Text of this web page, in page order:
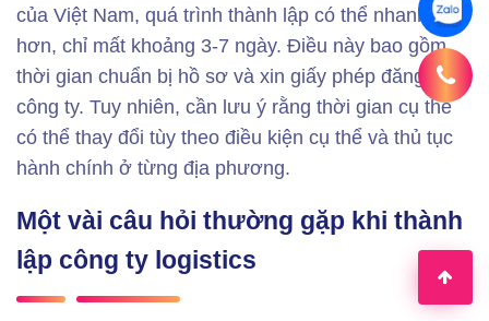
của Việt Nam, quá trình thành lập có thể nhanh
hơn, chỉ mất khoảng 3-7 ngày. Điều này bao gồm
thời gian chuẩn bị hồ sơ và xin giấy phép đăng ký
công ty. Tuy nhiên, cần lưu ý rằng thời gian cụ thể
có thể thay đổi tùy theo điều kiện cụ thể và thủ tục
hành chính ở từng địa phương.
Một vài câu hỏi thường gặp khi thành
lập công ty logistics